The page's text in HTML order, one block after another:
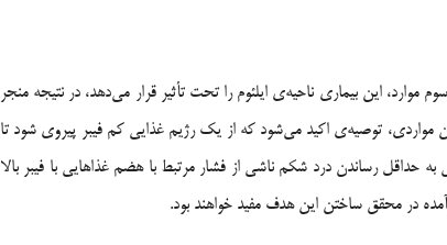
موارد، این بیماری ناحیه‌ی ایلئوم را تحت تأثیر قرار می‌دهد، در نتیجه منجر
مواردی، توصیه‌ی اکید می‌شود که از یک رژیم غذایی کم فیبر پیروی شود تا
به حداقل رساندن درد شکم ناشی از فشار مرتبط با هضم غذاهایی با فیبر بالا
در محقق ساختن این هدف مفید خواهند بود.